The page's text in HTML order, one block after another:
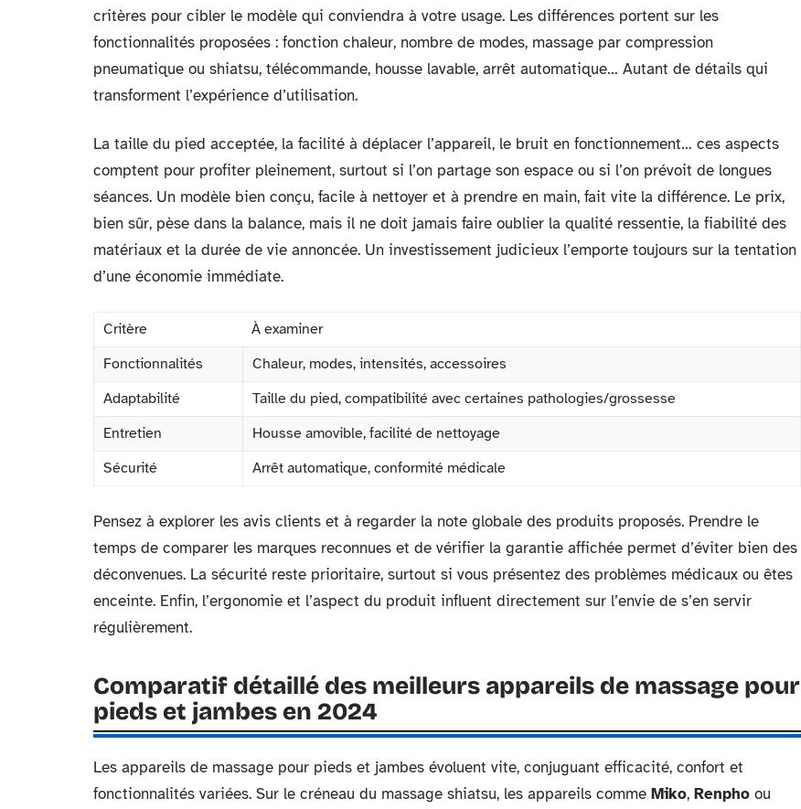
critères pour cibler le modèle qui conviendra à votre usage. Les différences portent sur les
fonctionnalités proposées : fonction chaleur, nombre de modes, massage par compression
pneumatique ou shiatsu, télécommande, housse lavable, arrêt automatique… Autant de détails qui
transforment l’expérience d’utilisation.
La taille du pied acceptée, la facilité à déplacer l’appareil, le bruit en fonctionnement… ces aspects
comptent pour profiter pleinement, surtout si l’on partage son espace ou si l’on prévoit de longues
séances. Un modèle bien conçu, facile à nettoyer et à prendre en main, fait vite la différence. Le prix,
bien sûr, pèse dans la balance, mais il ne doit jamais faire oublier la qualité ressentie, la fiabilité des
matériaux et la durée de vie annoncée. Un investissement judicieux l’emporte toujours sur la tentation
d’une économie immédiate.
Critère
À examiner
Fonctionnalités
Chaleur, modes, intensités, accessoires
Adaptabilité
Taille du pied, compatibilité avec certaines pathologies/grossesse
Entretien
Housse amovible, facilité de nettoyage
Sécurité
Arrêt automatique, conformité médicale
Pensez à explorer les avis clients et à regarder la note globale des produits proposés. Prendre le
temps de comparer les marques reconnues et de vérifier la garantie affichée permet d’éviter bien des
déconvenues. La sécurité reste prioritaire, surtout si vous présentez des problèmes médicaux ou êtes
enceinte. Enfin, l’ergonomie et l’aspect du produit influent directement sur l’envie de s’en servir
régulièrement.
Comparatif détaillé des meilleurs appareils de massage pour
pieds et jambes en 2024
Les appareils de massage pour pieds et jambes évoluent vite, conjuguant efficacité, confort et
fonctionnalités variées. Sur le créneau du massage shiatsu, les appareils comme Miko, Renpho ou